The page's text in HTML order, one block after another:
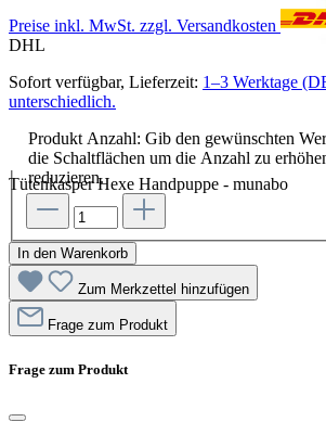
Tütenkasper Hexe Handpuppe - munabo
Preise inkl. MwSt. zzgl. Versandkosten
DHL
Sofort verfügbar, Lieferzeit: 1–3 Werktage
unterschiedlich.
Produkt Anzahl: Gib den gewünschten
die Schaltflächen um die Anzahl zu
reduzieren.
In den Warenkorb
Zum Merkzettel hinzufügen
Frage zum Produkt
Frage zum Produkt